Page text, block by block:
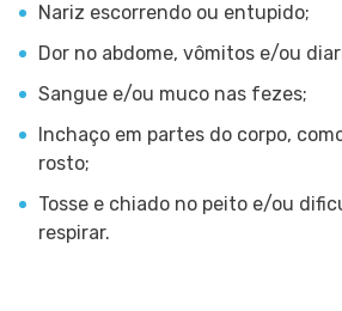
Nariz escorrendo ou entupido;
Dor no abdome, vômitos e/ou
Sangue e/ou muco nas fezes;
Inchaço em partes do corpo,
rosto;
Tosse e chiado no peito e/ou
respirar.